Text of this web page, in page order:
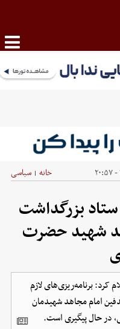
خانه | سیاسی
فوری/ اطلاعیه شماره ۱ ستاد بزرگداشت
شهید حضرت
کرد: برنامه‌ریزی‌های لازم
امام مجاهد شهیدمان
در حال پیگیری است.